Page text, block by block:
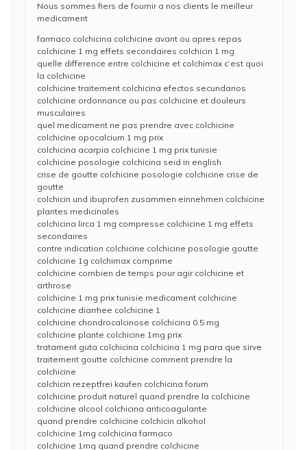
Nous sommes fiers de fournir a nos clients le meilleur
medicament
farmaco colchicina colchicine avant ou apres repas
colchicine 1 mg effets secondaires colchicin 1 mg
quelle difference entre colchicine et colchimax c’est quoi
la colchicine
colchicine traitement colchicina efectos secundarios
colchicine ordonnance ou pas colchicine et douleurs
musculaires
quel medicament ne pas prendre avec colchicine
colchicine opocalcium 1 mg prix
colchicina acarpia colchicine 1 mg prix tunisie
colchicine posologie colchicina seid in english
crise de goutte colchicine posologie colchicine crise de
goutte
colchicin und ibuprofen zusammen einnehmen colchicine
plantes medicinales
colchicina lirca 1 mg compresse colchicine 1 mg effets
secondaires
contre indication colchicine colchicine posologie goutte
colchicine 1g colchimax comprime
colchicine combien de temps pour agir colchicine et
arthrose
colchicine 1 mg prix tunisie medicament colchicine
colchicine diarrhee colchicine 1
colchicine chondrocalcinose colchicina 0.5 mg
colchicine plante colchicine 1mg prix
tratament guta colchicina colchicina 1 mg para que sirve
traitement goutte colchicine comment prendre la
colchicine
colchicin rezeptfrei kaufen colchicina forum
colchicine produit naturel quand prendre la colchicine
colchicine alcool colchicina anticoagulante
quand prendre colchicine colchicin alkohol
colchicine 1mg colchicina farmaco
colchicine 1mg quand prendre colchicine